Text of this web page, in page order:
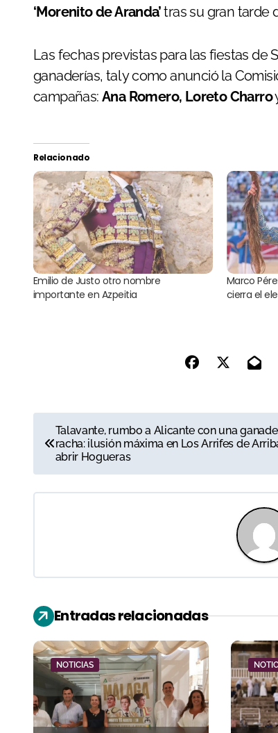
‘Morenito de Aranda’tras su gran tarde
Las fechas previstas para las fiestas de
ganaderías, tal y como anunció la
campañas:Ana Romero, Loreto Charro
Relacionado
Emilio de Justo otro nombre
importante en Azpeitia
Marco
cierra el
a
v
a
i
ó
n
d
Talavante, rumbo a Alicante con una
racha: ilusión máxima en Los Arrifes de
abrir Hogueras
Entradas relacionadas
NOTICIAS